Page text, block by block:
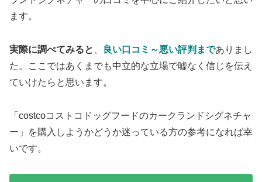
ます。
実際に調べてみると 良い口コミ～悪い評判までありまし
た。ここではあくまでも中立的な立場で嘘なく信じを伝え
ていけたらと思います。
「costcoコストコドッグフードのカークランドシグネチャ
ー」を購入しようかどうか迷っている方の参考になれば幸
いです。